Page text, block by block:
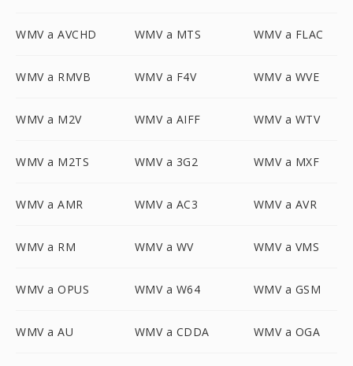
WMV a AVCHD WMV a MTS WMV a FLAC
WMV a RMVB WMV a F4V WMV a WVE
WMV a M2V WMV a AIFF WMV a WTV
WMV a M2TS WMV a 3G2 WMV a MXF
WMV a AMR WMV a AC3 WMV a AVR
WMV a RM WMV a WV WMV a VMS
WMV a OPUS WMV a W64 WMV a GSM
WMV a AU WMV a CDDA WMV a OGA